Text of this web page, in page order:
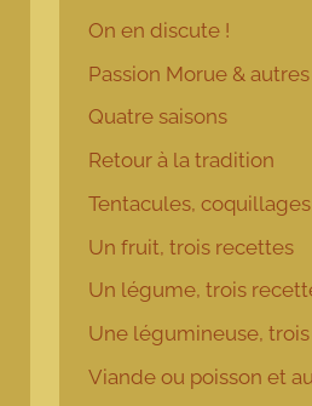
On en discute !
Passion Morue &
Quatre saisons
Retour à la tradition
Tentacules,
Un fruit, trois recettes
Un légume, trois
Une légumineuse,
Viande ou poisson et